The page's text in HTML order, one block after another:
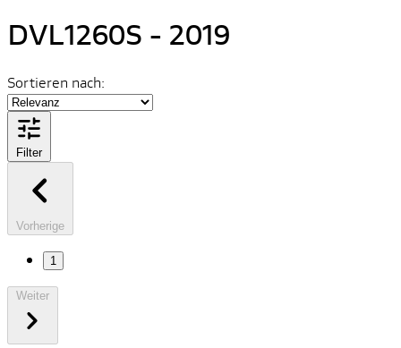
DVL1260S - 2019
Sortieren nach:
Filter
Vorherige
1